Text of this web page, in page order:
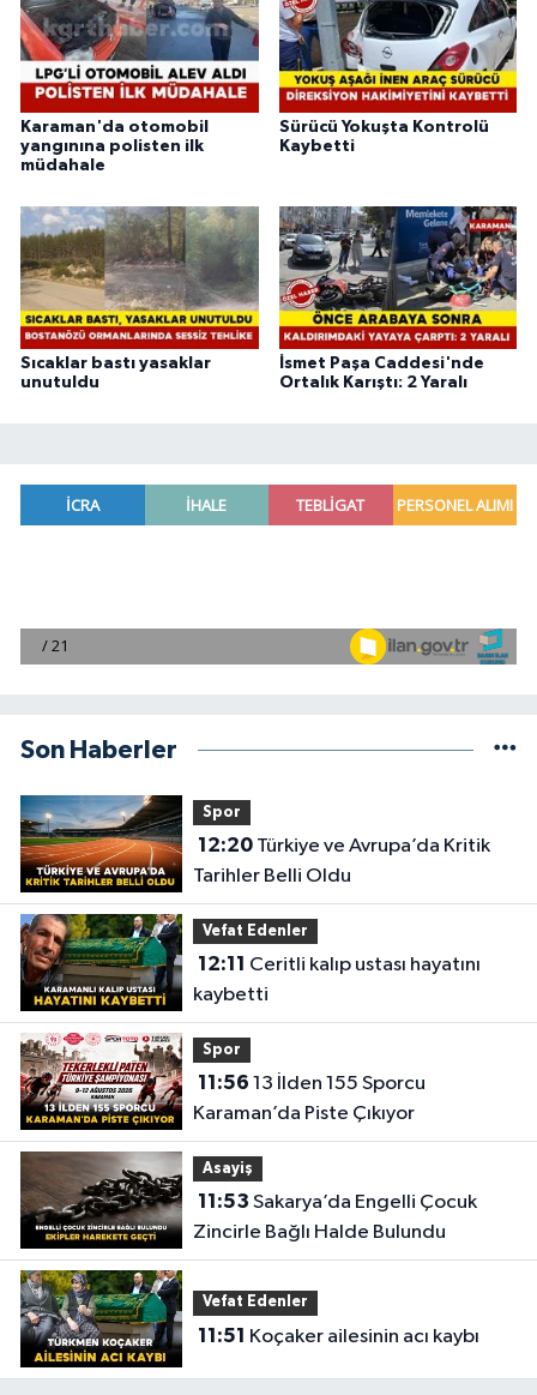
Karaman'da otomobil
yangınına polisten ilk
müdahale
Sürücü Yokuşta Kontrolü
Kaybetti
Sıcaklar bastı yasaklar
unutuldu
İsmet Paşa Caddesi'nde
Ortalık Karıştı: 2 Yaralı
Son Haberler
Spor
12:20Türkiye ve Avrupa’da Kritik
Tarihler Belli Oldu
Vefat Edenler
12:11
kaybetti
Spor
11:56
Karaman’da Piste Çıkıyor
Asayiş
11:53
Zincirle Bağlı Halde Bulundu
Vefat Edenler
11:51 Koçaker ailesinin acı kaybı